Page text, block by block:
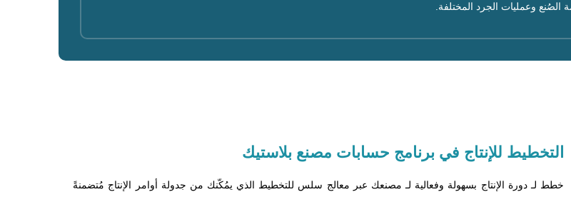
وعمليات الجرد المختلفة.
التخطيط للإنتاج في برنامج حسابات مصنع بلاستيك
خطط لـ دورة الإنتاج بسهولة وفعالية لـ مصنعك عبر معالج سلس للتخطيط الذي يمُكّنك من جدولة أوامر الإنتاج مُتضمنةً